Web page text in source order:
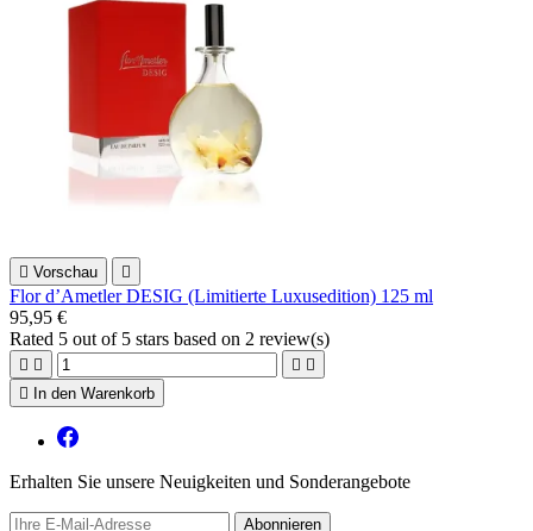
 Vorschau 
Flor d’Ametler DESIG (Limitierte Luxusedition) 125 ml
95,95 €
Rated 5 out of 5 stars based on 2 review(s)
   

In den Warenkorb
Erhalten Sie unsere Neuigkeiten und Sonderangebote